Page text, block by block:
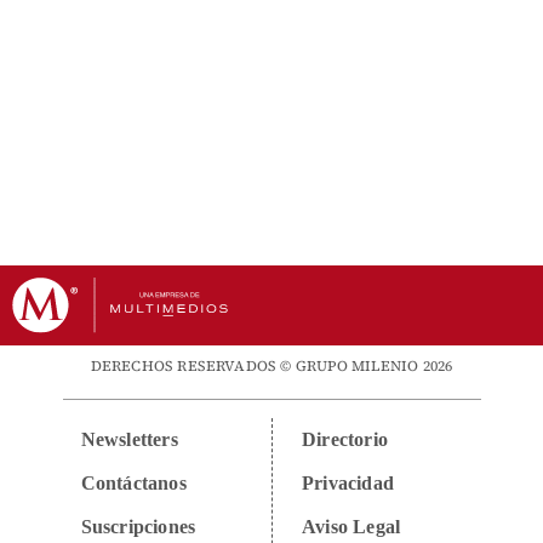
DERECHOS RESERVADOS © GRUPO MILENIO 2026
Newsletters
Contáctanos
Suscripciones
Directorio
Privacidad
Aviso Legal